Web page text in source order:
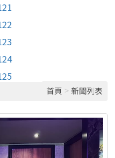
首頁 > 新聞列表